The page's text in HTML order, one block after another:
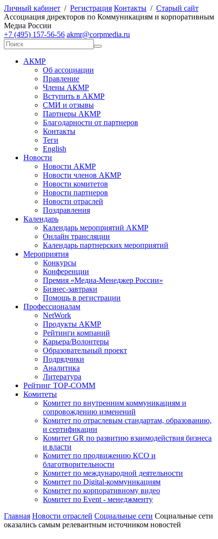
Личный кабинет / Регистрация Контакты / Старый сайт
Ассоциация директоров по Коммуникациям и корпоративным
Медиа России
+7 (495) 157-56-56 akmr@corpmedia.ru
АКМР
Об ассоциации
Правление
Члены АКМР
Вступить в АКМР
СМИ и отзывы
Партнеры АКМР
Благодарности от партнеров
Контакты
Теги
English
Новости
Новости АКМР
Новости членов АКМР
Новости комитетов
Новости партнеров
Новости отраслей
Поздравления
Календарь
Календарь мероприятий АКМР
Онлайн трансляции
Календарь партнерских мероприятий
Мероприятия
Конкурсы
Конференции
Премия «Медиа-Менеджер России»
Бизнес-завтраки
Помощь в регистрации
Профессионалам
NetWork
Продукты АКМР
Рейтинги компаний
Карьера/Волонтеры
Образовательный проект
Подрядчики
Аналитика
Литература
Рейтинг TOP-COMM
Комитеты
Комитет по внутренним коммуникациям и
сопровождению изменений
Комитет по отраслевым стандартам, образованию,
и сертификации
Комитет GR по развитию взаимодействия бизнеса
и власти
Комитет по продвижению КСО и
благотворительности
Комитет по международной деятельности
Комитет по Digital-коммуникациям
Комитет по корпоративному видео
Комитет по Event - менеджменту
Главная Новости отраслей Социальные сети Социальные сети
оказались самым релевантным источником новостей